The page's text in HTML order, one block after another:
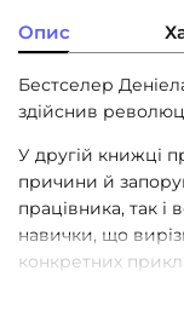
Опис
Бестселер
здійснив
У другій книжці
причини й
працівника, так і
навички, що
конкретних
самоконтроль,
працювати в